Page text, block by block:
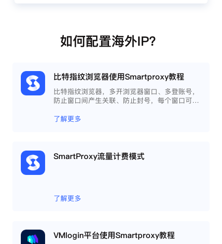
如何配置海外IP？
比特指纹浏览器使用Smartproxy教程
比特指纹浏览器，多开浏览器窗口、多登账号，
防止窗口间产生关联、防止封号，每个窗口可以
相互间完全环境独立、隔离，避免关联封号。
了解更多
SmartProxy流量计费模式
了解更多
VMlogin平台使用Smartproxy教程